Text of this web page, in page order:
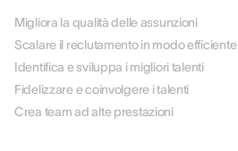
Migliora la qualità delle assunzioni
Scalare il reclutamento in modo efficiente
Identifica e sviluppa i migliori talenti
Fidelizzare e coinvolgere i talenti
Crea team ad alte prestazioni